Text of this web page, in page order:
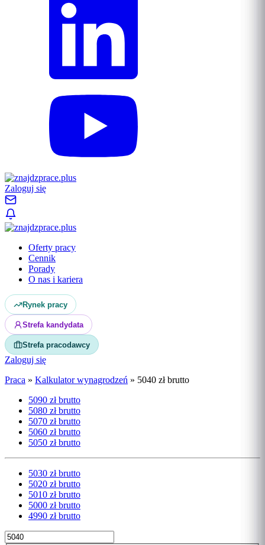
Zaloguj się
Oferty pracy
Cennik
Porady
O nas i kariera
Rynek pracy
Strefa kandydata
Strefa pracodawcy
Zaloguj się
Praca » Kalkulator wynagrodzeń » 5040 zł brutto
5090 zł brutto
5080 zł brutto
5070 zł brutto
5060 zł brutto
5050 zł brutto
5030 zł brutto
5020 zł brutto
5010 zł brutto
5000 zł brutto
4990 zł brutto